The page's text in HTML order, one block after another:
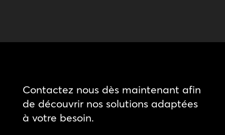
Contactez nous dès maintenant afin
de découvrir nos solutions adaptées
à votre besoin.